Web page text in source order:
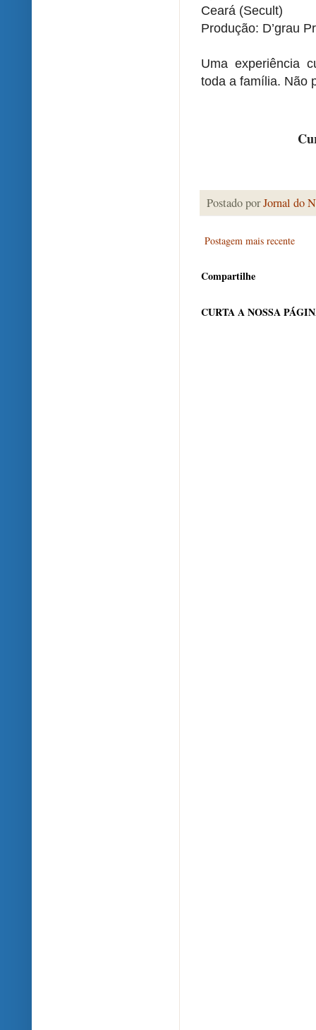
Ceará (Secult)
Produção: D’grau
Uma experiência
toda a família. Não
Postado porJornal do
Postagem mais recente
Compartilhe
CURTA A NOSSA